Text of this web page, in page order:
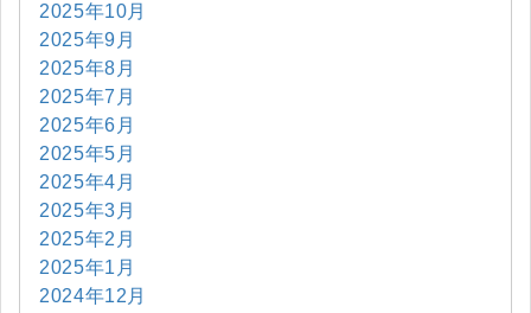
2025年10月
2025年9月
2025年8月
2025年7月
2025年6月
2025年5月
2025年4月
2025年3月
2025年2月
2025年1月
2024年12月